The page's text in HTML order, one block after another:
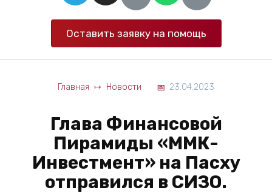
Оставить заявку на помощь
Главная Новости 23.04.2023
Глава Финансовой
Пирамиды «ММК-
Инвестмент» на Пасху
отправился в СИЗО.